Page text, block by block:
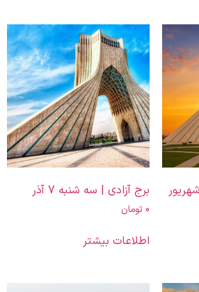
برج آزادی | سه شنبه 7 آذر
0 تومان
اطلاعات بیشتر